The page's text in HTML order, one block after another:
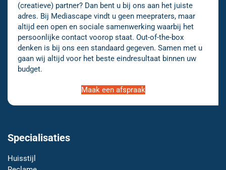
(creatieve) partner? Dan bent u bij ons aan het juiste
adres. Bij Mediascape vindt u geen meepraters, maar
altijd een open en sociale samenwerking waarbij het
persoonlijke contact voorop staat. Out-of-the-box
denken is bij ons een standaard gegeven. Samen met u
gaan wij altijd voor het beste eindresultaat binnen uw
budget.
Maak een afspraak
Specialisaties
Huisstijl